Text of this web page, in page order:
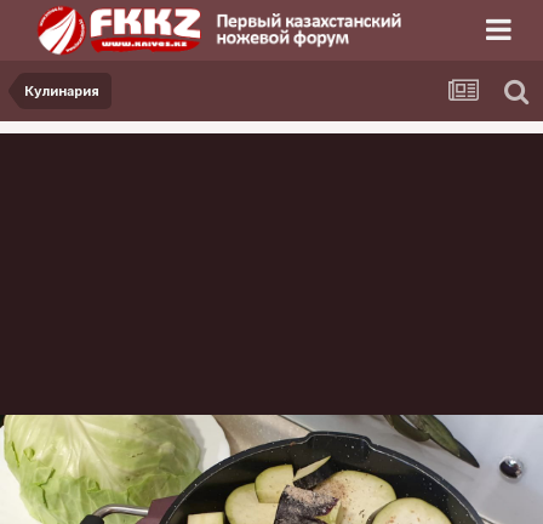
Кулинария